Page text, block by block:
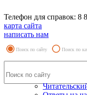
Телефон для справок: 8
карта сайта
написать нам
Поиск по сайту Поиск по